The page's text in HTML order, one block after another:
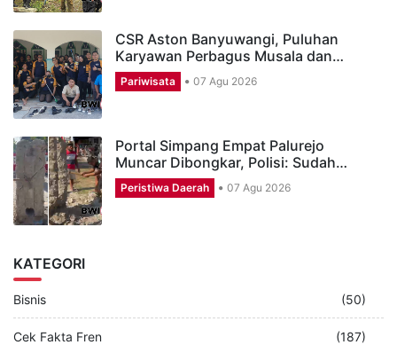
CSR Aston Banyuwangi, Puluhan
Karyawan Perbagus Musala dan…
Pariwisata 07 Agu 2026
Portal Simpang Empat Palurejo
Muncar Dibongkar, Polisi: Sudah…
Peristiwa Daerah 07 Agu 2026
KATEGORI
Bisnis (50)
Cek Fakta Fren (187)